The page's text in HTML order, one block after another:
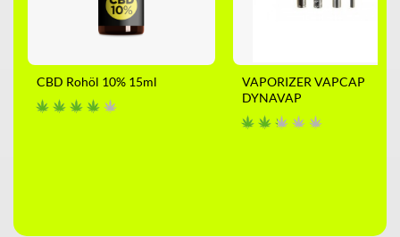
CBD Rohöl 10% 15ml
VAPORIZER VAPCAP
DYNAVAP